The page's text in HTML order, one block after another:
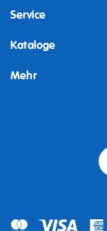
Service
Kataloge
Mehr